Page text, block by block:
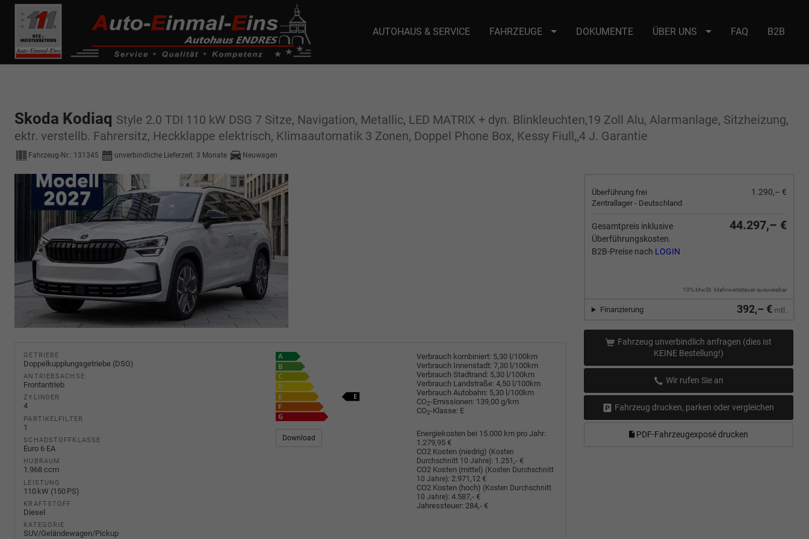
------------ Host Name : selector1._domainkey Points to address or value: selector1-aee-de0k._domainkey.autoeinmaleins.onmicrosoft.com Host Name : selector2._domainkey Points to address or value: selector2-aee-
de0k._domainkey.autoeinmaleins.onmicrosoft.com
AUTOHAUS & SERVICE FAHRZEUGE DOKUMENTE ÜBER UNS FAQ B2B
Skoda Kodiaq Style 2.0 TDI 110 kW DSG 7 Sitze, Navigation, Metallic, LED MATRIX + dyn. Blinkleuchten,19 Zoll Alu, Alarmanlage, Sitzheizung,
ektr. verstellb. Fahrersitz, Heckklappe elektrisch, Klimaautomatik 3 Zonen, Doppel Phone Box, Kessy Fiull,,4 J. Garantie
Fahrzeug-Nr.: 131345 unverbindliche Lieferzeit: 3 Monate Neuwagen
Überführung frei
Zentrallager - Deutschland
1.290,– €
Gesamtpreis inklusive
Überführungskosten.
B2B-Preise nach LOGIN
44.297,– €
19% MwSt. Mehrwertsteuer ausweisbar
392,– € mtl.
Finanzierung
Fahrzeug unverbindlich anfragen (dies ist
KEINE Bestellung!)
Wir rufen Sie an
Fahrzeug drucken, parken oder vergleichen
PDF-Fahrzeugexposé drucken
GETRIEBE
Doppelkupplungsgetriebe (DSG)
ANTRIEBSACHSE
Frontantrieb
ZYLINDER
4
PARTIKELFILTER
1
SCHADSTOFFKLASSE
Euro 6 EA
HUBRAUM
1.968 ccm
LEISTUNG
110 kW (150 PS)
KRAFTSTOFF
Diesel
KATEGORIE
SUV/Geländewagen/Pickup
Verbrauch kombiniert: 5,30 l/100km
Verbrauch Innenstadt: 7,30 l/100km
Verbrauch Stadtrand: 5,30 l/100km
Verbrauch Landstraße: 4,50 l/100km
Verbrauch Autobahn: 5,30 l/100km
CO2-Emissionen: 139,00 g/km
CO2-Klasse: E
Download
Energiekosten bei 15.000 km pro Jahr:
1.279,95 €
CO2 Kosten (niedrig) (Kosten
Durchschnitt 10 Jahre): 1.251,- €
CO2 Kosten (mittel) (Kosten Durchschnitt
10 Jahre): 2.971,12 €
CO2 Kosten (hoch) (Kosten Durchschnitt
10 Jahre): 4.587,- €
Jahressteuer: 284,- €